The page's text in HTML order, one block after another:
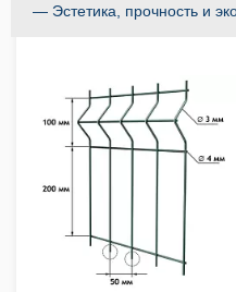
— Эстетика, прочность и